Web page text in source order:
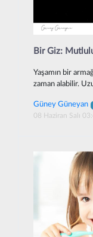
Bir Giz:
Yaşamın bir
zaman alabilir.
Güney Güneyan
08 Haziran Salı